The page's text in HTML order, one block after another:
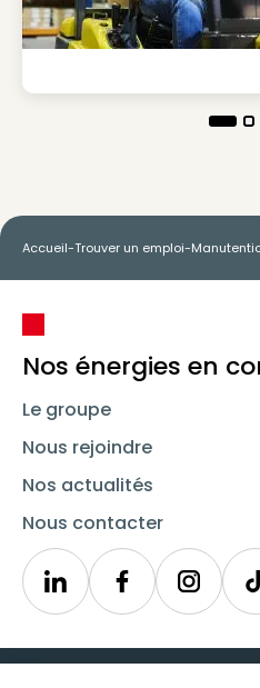
Accueil-Trouver un emploi-
Nos énergies en
Le groupe
Nous rejoindre
Nos actualités
Nous contacter
LinkedinSynergie